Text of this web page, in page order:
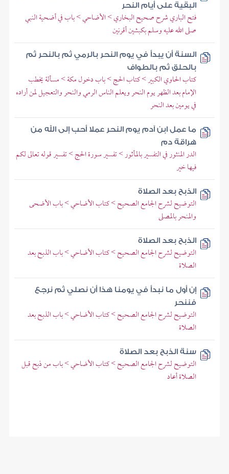
البقية على أيام النحر
فتح الباري شرح صحيح البخاري > الأضاحي > باب في أضحية النبي
صلى الله عليه وسلم بكبشين أقرنين
السنة أن يبدأ في يوم النحر بالرمي ثم بالنحر ثم
بالحلق ثم بالطواف
كتاب الحاوي الكبير > كتاب الحج > باب دخول مكة > مسألة يخطب
الإمام بعد الظهر يوم النحر ويعلم الناس الرمي والنحر والتعجيل لمن أراده
في يومين بعد النحر
ما عمل ابن آدم يوم النحر عملا أحب إلى الله من
هراقة دم
الدر المنثور في التفسير بالمأثور > تفسير سورة الحج > تفسير قوله تعالى لكم
فيها خير
الذبح بعد الصلاة
التوضيح لشرح الجامع الصحيح > كتاب الأضاحي > باب الأضحى
والمنحر بالمصلى
الذبح بعد الصلاة
التوضيح لشرح الجامع الصحيح > كتاب الأضاحي > باب الذبح بعد
الصلاة
إن أول ما نبدأ في يومنا هذا أن نصلي ثم نرجع
فننحر
التوضيح لشرح الجامع الصحيح > كتاب الأضاحي > باب الذبح بعد
الصلاة
سنة الذبح بعد الصلاة
التوضيح لشرح الجامع الصحيح > كتاب الأضاحي > باب من ذبح قبل
الصلاة أعاد